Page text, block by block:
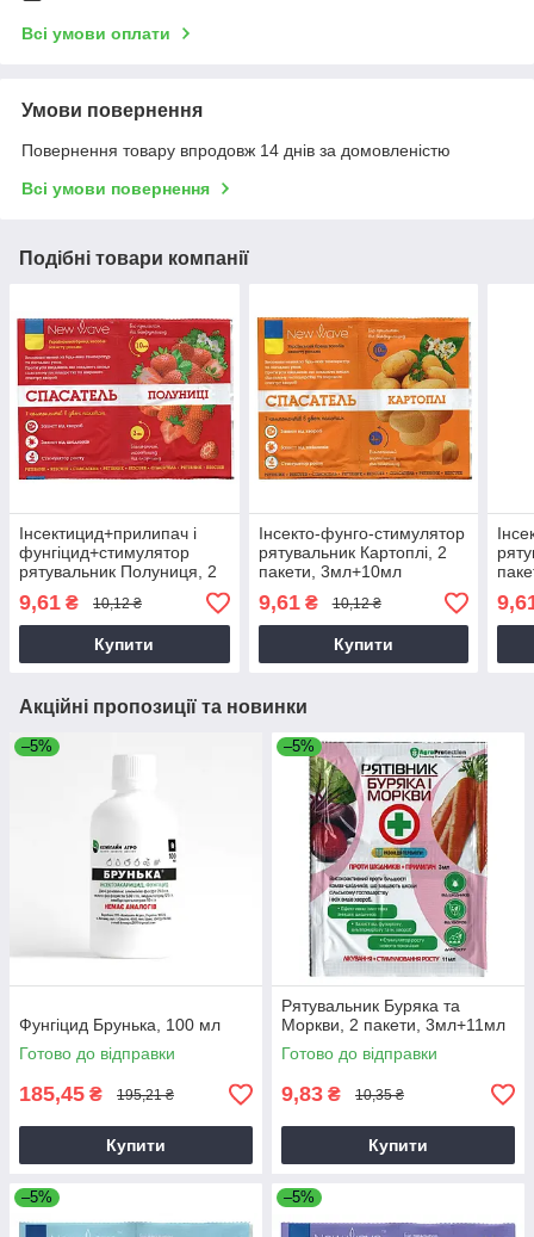
Всі умови оплати
Умови повернення
Повернення товару впродовж 14 днів за домовленістю
Всі умови повернення
Подібні товари компанії
Інсектицид+прилипач і
фунгіцид+стимулятор
рятувальник Полуниця, 2
пакети, 3мл+10мл
9,61 ₴ 10,12 ₴
Купити
Інсекто-фунго-стимулятор
рятувальник Картоплі, 2
пакети, 3мл+10мл
9,61₴ 10,12 ₴
Купити
Акційні пропозиції та новинки
–5%
Фунгіцид Брунька, 100 мл
Готово до відправки
185,45 ₴ 195,21 ₴
Купити
–5%
Рятувальник Буряка та
Моркви, 2 пакети, 3мл+11мл
Готово до відправки
9,83 ₴ 10,35 ₴
Купити
–5% –5%